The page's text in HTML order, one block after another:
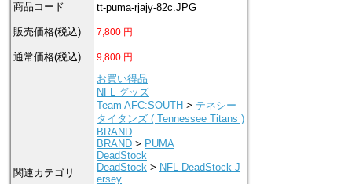
商品コード tt-puma-rjajy-82c.JPG
販売価格(税込) 7,800 円
通常価格(税込) 9,800 円
関連カテゴリ
お買い得品
NFL グッズ
Team AFC:SOUTH > テネシー
タイタンズ ( Tennessee Titans )
BRAND
BRAND > PUMA
DeadStock
DeadStock > NFL DeadStock J
ersey